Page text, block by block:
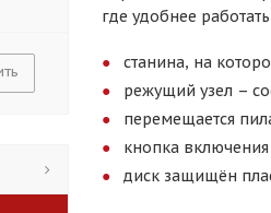
где удобнее
станина, на
режущий узел –
перемещается
кнопка
диск защищён